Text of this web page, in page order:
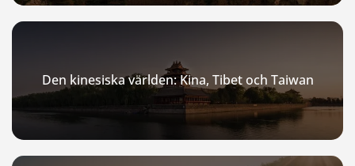
Den kinesiska världen: Kina, Tibet och Taiwan